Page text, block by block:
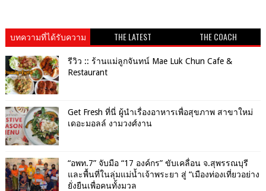
บทความที่ได้รับความ
นิยม
THE LATEST THE COACH
รีวิว :: ร้านแม่ลูกจันทน์ Mae Luk Chun Cafe &
Restaurant
Get​ Fresh​ ที่นี่ ผู้นำเรื่องอาหารเพื่อสุขภาพ​ สาขาใหม่
เดอะมอลล์ งามวงศ์งาน
“อพท.7” จับมือ “17 องค์กร” ขับเคลื่อน จ.สุพรรณบุรี
และพื้นที่ในลุ่มแม่น้ำเจ้าพระยา สู่ “เมืองท่องเที่ยวอย่าง
ยั่งยืนเพื่อคนทั้งมวล